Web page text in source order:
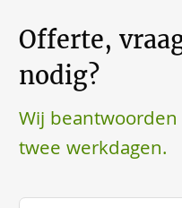
Offerte,
nodig?
Wij
twee werkdagen.